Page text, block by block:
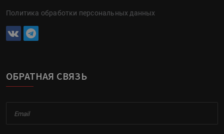
Политика обработки персональных данных
ОБРАТНАЯ СВЯЗЬ